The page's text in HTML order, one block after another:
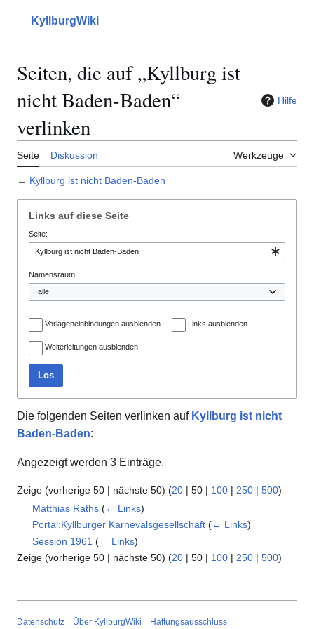
springenHauptmenü
KyllburgWiki
Seiten, die auf „Kyllburg ist
nicht Baden-Baden“
verlinken
Hilfe
Seite Diskussion Werkzeuge
← Kyllburg ist nicht Baden-Baden
Links auf diese Seite
Seite:
Namensraum:
Vorlageneinbindungen ausblenden Links ausblenden
Weiterleitungen ausblenden
Los
Die folgenden Seiten verlinken auf Kyllburg ist nicht
Baden-Baden:
Angezeigt werden 3 Einträge.
Zeige (vorherige 50 | nächste 50) (20 | 50 | 100 | 250 | 500)
Matthias Raths (← Links)
Portal:Kyllburger Karnevalsgesellschaft (← Links)
Session 1961 (← Links)
Zeige (vorherige 50 | nächste 50) (20 | 50 | 100 | 250 | 500)
Datenschutz Über KyllburgWiki Haftungsausschluss